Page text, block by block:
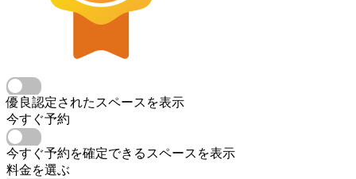
優良認定されたスペースを表示
今すぐ予約
今すぐ予約を確定できるスペースを表示
料金を選ぶ